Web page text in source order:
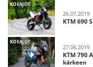
KOEAJOT
26.07.2019
KTM 690
KOEAJOT
27.06.2019
KTM 790
kärkeen